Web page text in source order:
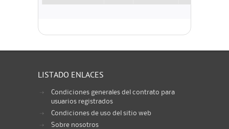
LISTADO ENLACES
Condiciones generales del contrato para
usuarios registrados
Condiciones de uso del sitio web
Sobre nosotros